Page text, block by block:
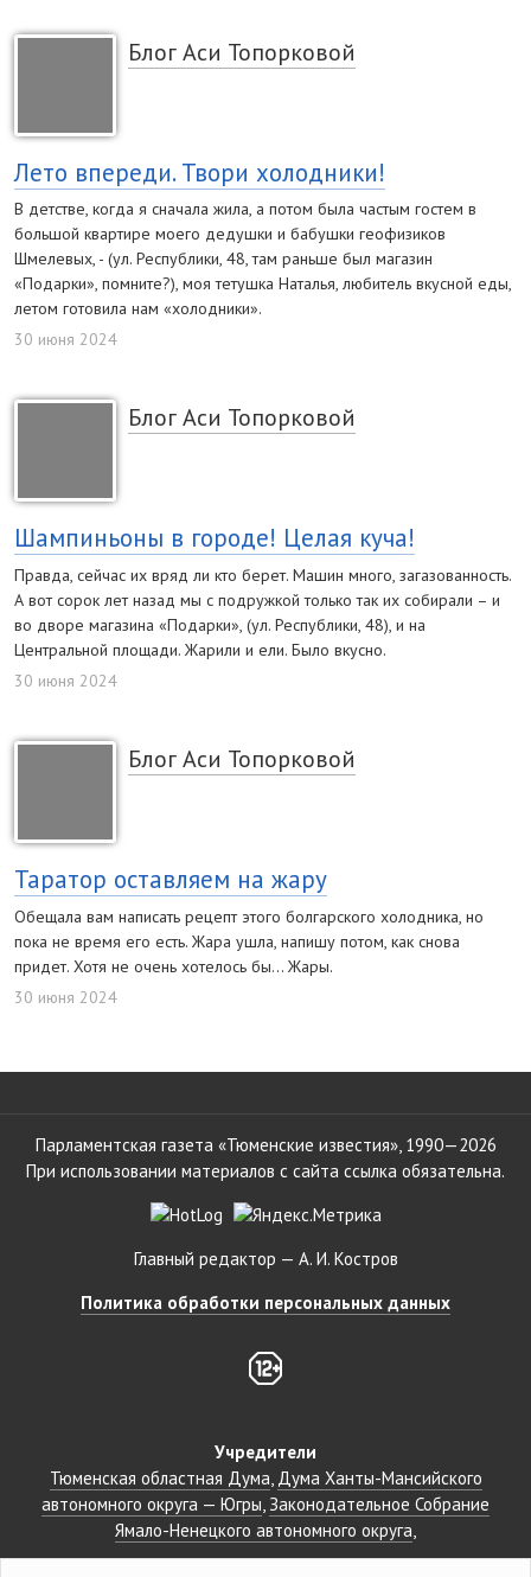
Блог Аси Топорковой
Лето впереди. Твори холодники!
В детстве, когда я сначала жила, а потом была частым гостем в
большой квартире моего дедушки и бабушки геофизиков
Шмелевых, - (ул. Республики, 48, там раньше был магазин
«Подарки», помните?), моя тетушка Наталья, любитель вкусной еды,
летом готовила нам «холодники».
30 июня 2024
Блог Аси Топорковой
Шампиньоны в городе! Целая куча!
Правда, сейчас их вряд ли кто берет. Машин много, загазованность.
А вот сорок лет назад мы с подружкой только так их собирали – и
во дворе магазина «Подарки», (ул. Республики, 48), и на
Центральной площади. Жарили и ели. Было вкусно.
30 июня 2024
Блог Аси Топорковой
Таратор оставляем на жару
Обещала вам написать рецепт этого болгарского холодника, но
пока не время его есть. Жара ушла, напишу потом, как снова
придет. Хотя не очень хотелось бы… Жары.
30 июня 2024
Парламентская газета «Тюменские известия», 1990—2026
При использовании материалов с сайта ссылка обязательна.
Главный редактор — А. И. Костров
Политика обработки персональных данных
Учредители
Тюменская областная Дума Дума Ханты-Мансийского
автономного округа — Югры Законодательное Собрание
Ямало-Ненецкого автономного округа